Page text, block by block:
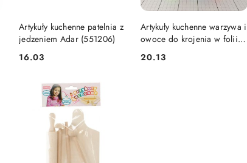
Artykuły kuchenne patelnia z
jedzeniem Adar (551206)
Cena:
16.03
DO KOSZYKA
Artykuły kuchenne warzywa i
owoce do krojenia w folii
Cena:
20.13
DO KOSZYKA